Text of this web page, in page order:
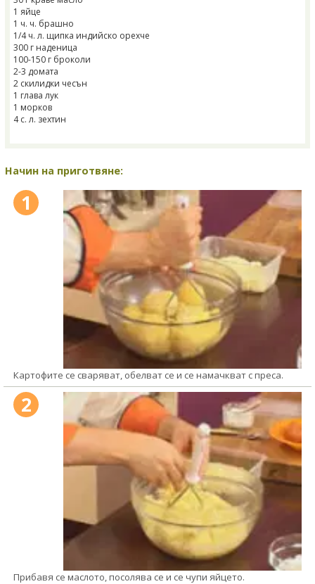
1 яйце
1 ч. ч. брашно
1/4 ч. л. щипка индийско орехче
300 г наденица
100-150 г броколи
2-3 домата
2 скилидки чесън
1 глава лук
1 морков
4 с. л. зехтин
Начин на приготвяне:
1
Картофите се сваряват, обелват се и се намачкват с преса.
2
Прибавя се маслото, посолява се и се чупи яйцето.